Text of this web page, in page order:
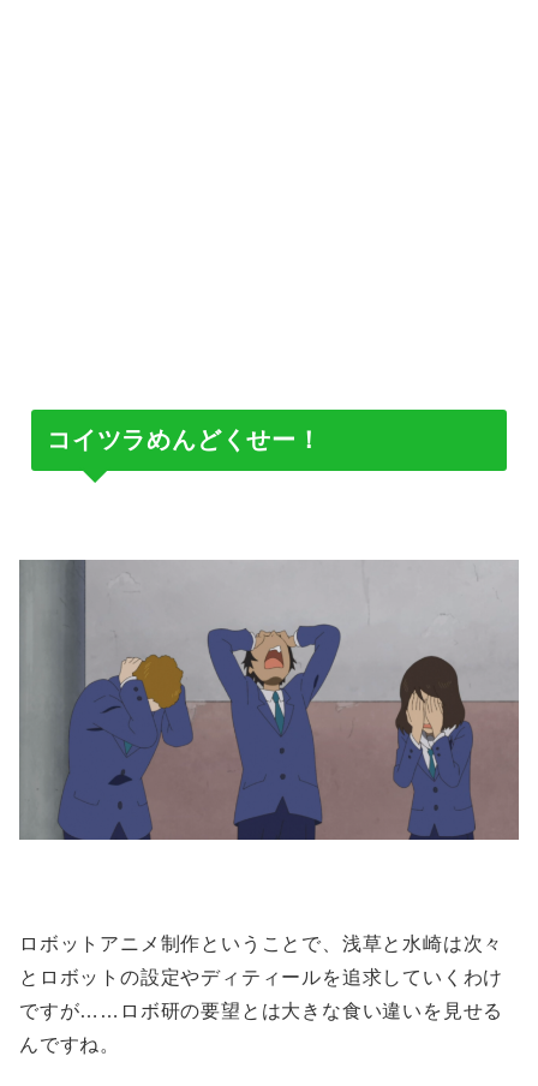
コイツラめんどくせー！
ロボットアニメ制作ということで、浅草と水崎は次々
とロボットの設定やディティールを追求していくわけ
ですが……ロボ研の要望とは大きな食い違いを見せる
んですね。